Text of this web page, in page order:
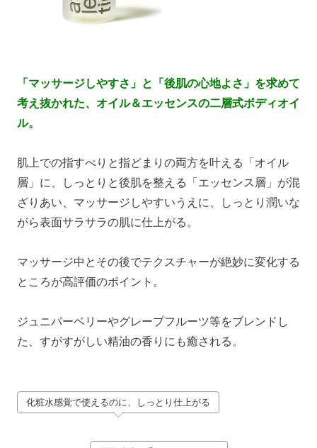
「マッサージしやすさ」と「後肌の心地よさ」を求めて
考え抜かれた、オイル＆エッセンスの二層式ボディオイ
ル。
肌上での指すべりと指どまりの両方を叶える「オイル
層」に、しっとりと後肌を整える「エッセンス層」が混
ざりあい、マッサージしやすいうえに、しっとり潤いな
がら表面サラサラの肌に仕上がる。
マッサージ中とその後でテクスチャーが絶妙に変化する
ところが高評価のポイント。
ジュニパーベリーやグレープフルーツ等をブレンドし
た、すがすがしい精油の香りにも癒される。
化粧水感覚で使えるのに、しっとり仕上がる